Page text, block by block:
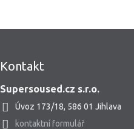
Kontakt
Supersoused.cz s.r.o.
Úvoz 173/18, 586 01 Jihlava
kontaktní formulář